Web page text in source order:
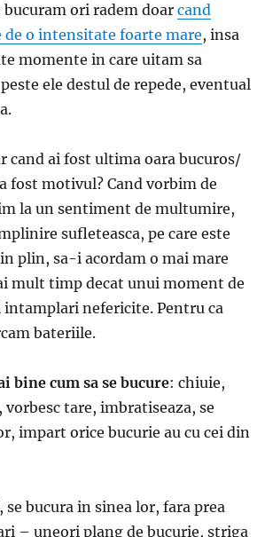
bucuram ori radem doar cand
o intensitate foarte mare, insa
momente in care uitam sa
ele destul de repede, eventual
cand ai fost ultima oara bucuros/
fost motivul? Cand vorbim de
la un sentiment de multumire,
sufleteasca, pe care este
plin, sa-i acordam o mai mare
mult timp decat unui moment de
nefericite. Pentru ca
bateriile.
bine cum sa se bucure: chiuie,
vorbesc tare, imbratiseaza, se
impart orice bucurie au cu cei din
bucura in sinea lor, fara prea
– uneori plang de bucurie, striga